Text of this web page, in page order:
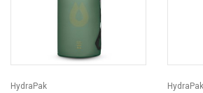
HydraPak HydraPak